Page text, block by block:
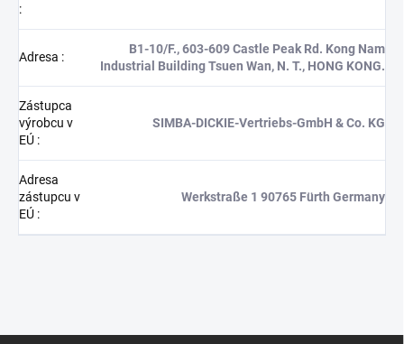
:
Adresa :
B1-10/F., 603-609 Castle Peak Rd. Kong Nam
Industrial Building Tsuen Wan, N. T., HONG KONG.
Zástupca
výrobcu v
EÚ :
SIMBA-DICKIE-Vertriebs-GmbH & Co. KG
Adresa
zástupcu v
EÚ :
Werkstraße 1 90765 Fürth Germany